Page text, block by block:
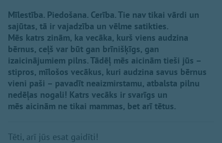
Mīlestība. Piedošana. Cerība. Tie nav tikai vārdi un
sajūtas, tā ir vajadzība un vēlme satikties.
Mēs katrs zinām, ka vecāka, kurš viens audzina
bērnus, ceļš var būt gan brīnišķīgs, gan
izaicinājumiem pilns. Tādēļ mēs aicinām tieši jūs –
stipros, mīlošos vecākus, kuri audzina savus bērnus
vieni paši – pavadīt neaizmirstamu, atbalsta pilnu
nedēļas nogali! Katrs vecāks ir svarīgs un
mēs aicinām ne tikai mammas, bet arī tētus.
Tēti, arī jūs esat gaidīti!